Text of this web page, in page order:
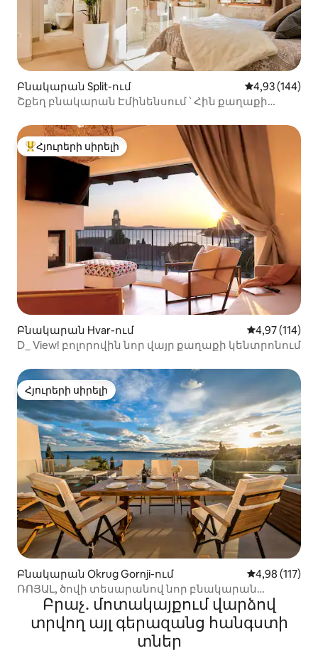
Բնակարան Split-ում Միջին
4,93 (144)
Շքեղ բնակարան Էմինենսում ՝ Հին քաղաքի
Հյուրերի սիրելի լավագույն տները
Հյուրերի սիրելի
Բնակարան Hvar-ում Միջին
4,97 (114)
D_ View! բոլորովին նոր վայր քաղաքի կենտրոնում
Հյուրերի սիրելի
Հյուրերի սիրելի
Բնակարան Okrug Gornji-ում Միջին
4,98 (117)
ՌՈՅԱԼ, ծովի տեսարանով նոր բնակարան
ջակուզիով
Բրաչ․ մոտակայքում վարձով
տրվող այլ գերազանց հանգստի
տներ